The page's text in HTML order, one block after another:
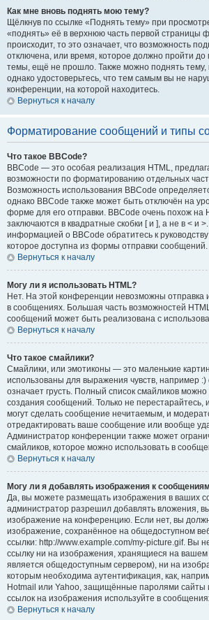
Как мне вновь поднять мою тему?
Щёлкнув по ссылке «Поднять тему» при
«поднять» её в верхнюю часть первой страницы
происходит, то это означает, что возможность
отключена, или время, которое должно пройти до
темы, ещё не прошло. Также можно поднять тему,
однако удостоверьтесь, что тем самым вы не
конференции, на которой находитесь.
Вернуться к началу
Форматирование сообщений и типы
Что такое BBCode?
BBCode — это особая реализация HTML,
возможности по форматированию отдельных
Возможность использования BBCode
однако BBCode также может быть отключён на
форме для его отправки. BBCode очень похож на
заключаются в квадратные скобки [ и ], а не в < и
информацией о BBCode обратитесь к
которое доступна из формы отправки сообщений.
Вернуться к началу
Могу ли я использовать HTML?
Нет. На этой конференции невозможны отправка
в сообщениях. Большая часть возможностей
сообщений может быть реализована с
Вернуться к началу
Что такое смайлики?
Смайлики, или эмотиконы — это маленькие
использованы для выражения чувств, например :)
означает грусть. Полный список смайликов
создания сообщений. Только не перестарайтесь,
могут сделать сообщение нечитаемым, и
отредактировать ваше сообщение или вообще
Администратор конференции также может
смайликов, которое можно использовать в
Вернуться к началу
Могу ли я добавлять изображения к
Да, вы можете размещать изображения в ваших
администратор разрешил добавлять вложения,
изображение на конференцию. Если нет, вы
изображение, сохранённое на общедоступном
ссылки: http://www.example.com/my-picture.gif. Вы
ссылку ни на изображения, хранящиеся на
является общедоступным сервером), ни на
которым необходима аутентификация, как,
Hotmail или Yahoo, защищённые паролями сайты
ссылок на изображения используйте в
Вернуться к началу